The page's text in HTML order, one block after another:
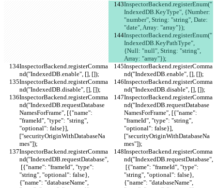
InspectorBackend.registerEnum("
IndexedDB.KeyType", {Number:
"number", String: "string", Date:
"date", Array: "array"});
InspectorBackend.registerEnum("
IndexedDB.KeyPathType",
{Null: "null", String: "string",
Array: "array"});
InspectorBackend.registerComma
nd("IndexedDB.enable", [], []);
InspectorBackend.registerComma
nd("IndexedDB.enable", [], []);
InspectorBackend.registerComma
nd("IndexedDB.disable", [], []);
InspectorBackend.registerComma
nd("IndexedDB.disable", [], []);
InspectorBackend.registerComma
nd("IndexedDB.requestDatabase
NamesForFrame", [{"name":
"frameId", "type": "string",
"optional": false}],
["securityOriginWithDatabaseNa
mes"]);
InspectorBackend.registerComma
nd("IndexedDB.requestDatabase
NamesForFrame", [{"name":
"frameId", "type": "string",
"optional": false}],
["securityOriginWithDatabaseNa
mes"]);
InspectorBackend.registerComma
nd("IndexedDB.requestDatabase",
[{"name": "frameId", "type":
"string", "optional": false},
{"name": "databaseName",
InspectorBackend.registerComma
nd("IndexedDB.requestDatabase",
[{"name": "frameId", "type":
"string", "optional": false},
{"name": "databaseName",